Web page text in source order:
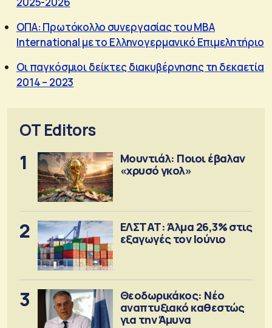
ΟΠΑ: Πρωτόκολλο συνεργασίας του MBA
International με το Ελληνογερμανικό Επιμελητήριο
Οι παγκόσμιοι δείκτες διακυβέρνησης τη δεκαετία
2014 – 2023
OT Editors
1
Μουντιάλ: Ποιοι έβαλαν
«χρυσό γκολ»
2
ΕΛΣΤΑΤ: Άλμα 26,3% στις
εξαγωγές τον Ιούνιο
3
Θεοδωρικάκος: Νέο
αναπτυξιακό καθεστώς
για την Άμυνα